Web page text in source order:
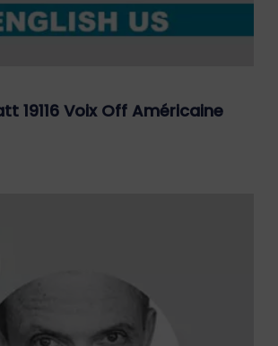
Lecteur
19116 Voix Off Américaine